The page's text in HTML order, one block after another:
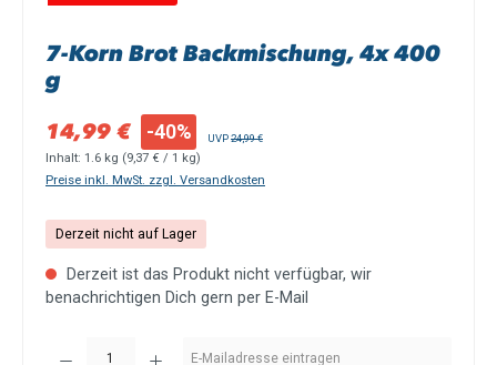
7-Korn Brot Backmischung, 4x 400
g
Verkaufspreis:
14,99 € -40% Regulärer Preis:
UVP24,99 €
Inhalt: 1.6 kg (9,37 € / 1 kg)
Preise inkl. MwSt. zzgl. Versandkosten
Derzeit nicht auf Lager
Derzeit ist das Produkt nicht verfügbar, wir
benachrichtigen Dich gern per E-Mail